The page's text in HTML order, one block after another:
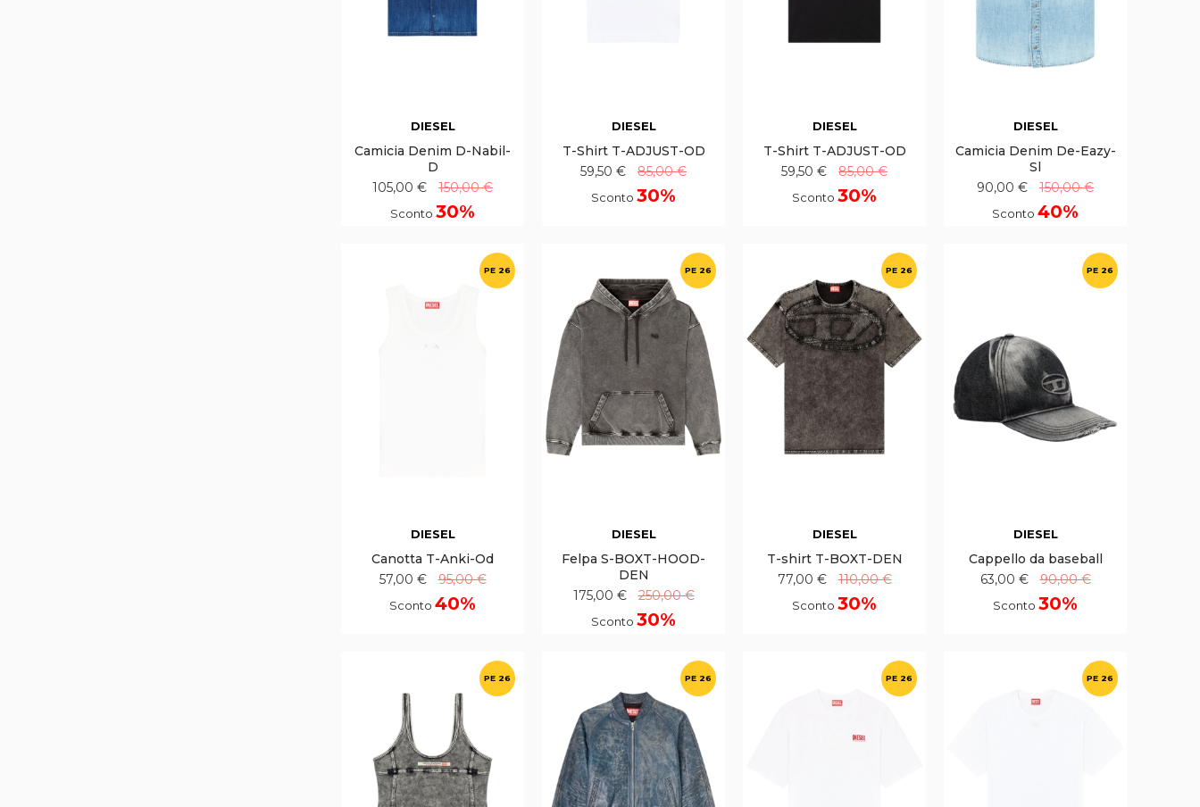
DIESEL
Camicia Denim D-Nabil-
D
105,00 €
150,00 €
Sconto 30%
DIESEL
T-Shirt T-ADJUST-OD
59,50 €
85,00 €
Sconto 30%
DIESEL
T-Shirt T-ADJUST-OD
59,50 €
85,00 €
Sconto 30%
DIESEL
Camicia Denim De-Eazy-
Sl
90,00 €
150,00 €
Sconto 40%
PE 26
DIESEL
Canotta T-Anki-Od
57,00 €
95,00 €
Sconto 40%
PE 26
DIESEL
Felpa S-BOXT-HOOD-
DEN
175,00 €
250,00 €
Sconto 30%
PE 26
DIESEL
T-shirt T-BOXT-DEN
77,00 €
110,00 €
Sconto 30%
PE 26
DIESEL
Cappello da baseball
63,00 €
90,00 €
Sconto 30%
PE 26 PE 26 PE 26 PE 26